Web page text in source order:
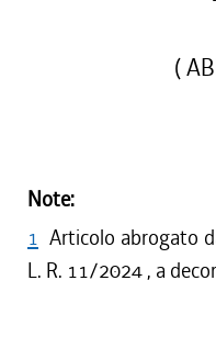
(
Note:
1 Articolo abrogato
L. R. 11/2024 , a